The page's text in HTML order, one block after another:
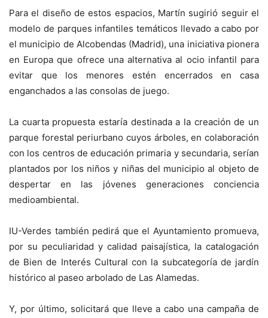
Para el diseño de estos espacios, Martín sugirió seguir el
modelo de parques infantiles temáticos llevado a cabo por
el municipio de Alcobendas (Madrid), una iniciativa pionera
en Europa que ofrece una alternativa al ocio infantil para
evitar que los menores estén encerrados en casa
enganchados a las consolas de juego.
La cuarta propuesta estaría destinada a la creación de un
parque forestal periurbano cuyos árboles, en colaboración
con los centros de educación primaria y secundaria, serían
plantados por los niños y niñas del municipio al objeto de
despertar en las jóvenes generaciones conciencia
medioambiental.
IU-Verdes también pedirá que el Ayuntamiento promueva,
por su peculiaridad y calidad paisajística, la catalogación
de Bien de Interés Cultural con la subcategoría de jardín
histórico al paseo arbolado de Las Alamedas.
Y, por último, solicitará que lleve a cabo una campaña de